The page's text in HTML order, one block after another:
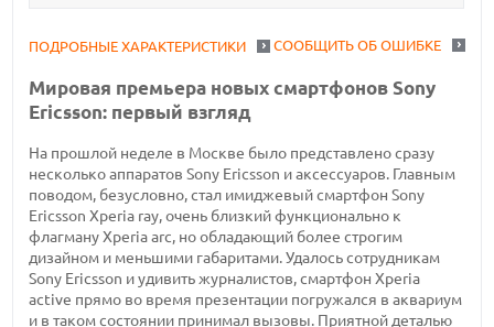
СООБЩИТЬ ОБ ОШИБКЕ
ПОДРОБНЫЕ ХАРАКТЕРИСТИКИ
Мировая премьера новых смартфонов Sony
Ericsson: первый взгляд
На прошлой неделе в Москве было представлено сразу
несколько аппаратов Sony Ericsson и аксессуаров. Главным
поводом, безусловно, стал имиджевый смартфон Sony
Ericsson Xperia ray, очень близкий функционально к
флагману Xperia arc, но обладающий более строгим
дизайном и меньшими габаритами. Удалось сотрудникам
Sony Ericsson и удивить журналистов, смартфон Xperia
active прямо во время презентации погружался в аквариум
и в таком состоянии принимал вызовы. Приятной деталью